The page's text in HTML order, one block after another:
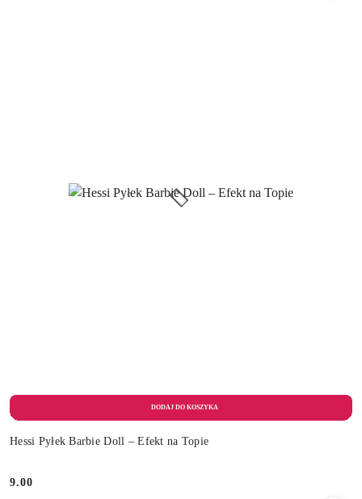
Hessi Pyłek Barbie Doll – Efekt na Topie
Cena:
9.00